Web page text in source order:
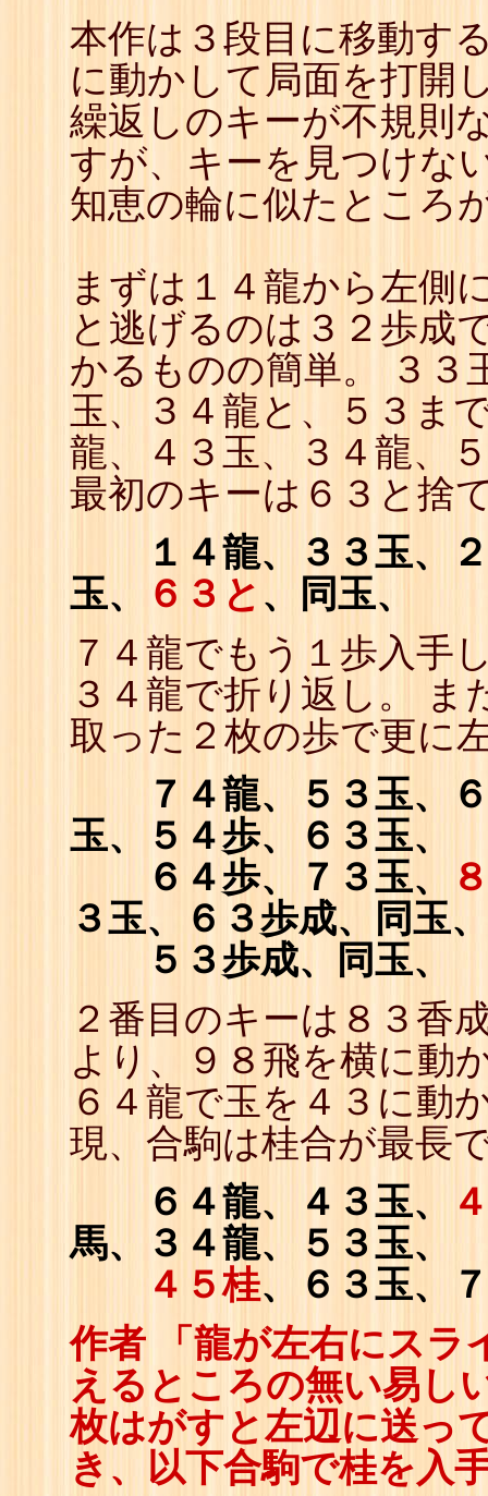
本作は３段目に移動す
に動かして局面を打開
繰返しのキーが不規則
すが、キーを見つけな
知恵の輪に似たところ
まずは１４龍から左側
と逃げるのは３２歩成
かるものの簡単。 ３３
玉、３４龍と、５３ま
龍、４３玉、３４龍、
最初のキーは６３と捨
１４龍、３３玉、２
玉、
６３と 、同玉、
７４龍でもう１歩入手
３４龍で折り返し。
取った２枚の歩で更に
７４龍、５３玉、６
玉、５４歩、６３玉、
６４歩、７３玉、
３玉、６３歩成、同玉、
５３歩成、同玉、
２番目のキーは８３香
より、９８飛を横に動
６４龍で玉を４３に動
現、合駒は桂合が最長
６４龍、４３玉、
馬、３４龍、５３玉、
４５桂、６３玉、
作者 「龍が左右にスラ
えるところの無い易し
枚はがすと左辺に送っ
き、以下合駒で桂を入